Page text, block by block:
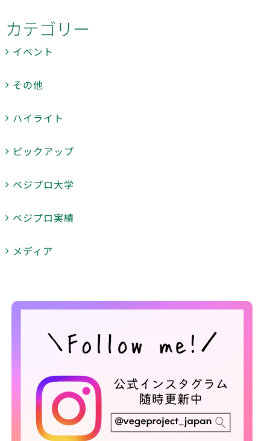
カテゴリー
イベント
その他
ハイライト
ピックアップ
ベジプロ大学
ベジプロ実績
メディア